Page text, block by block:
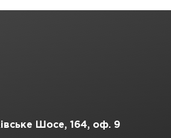
Шосе, 164, оф. 9